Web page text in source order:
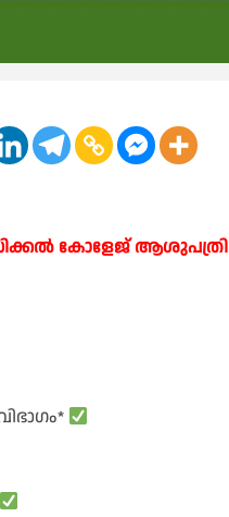
കോളേജ് ആശുപത്രി